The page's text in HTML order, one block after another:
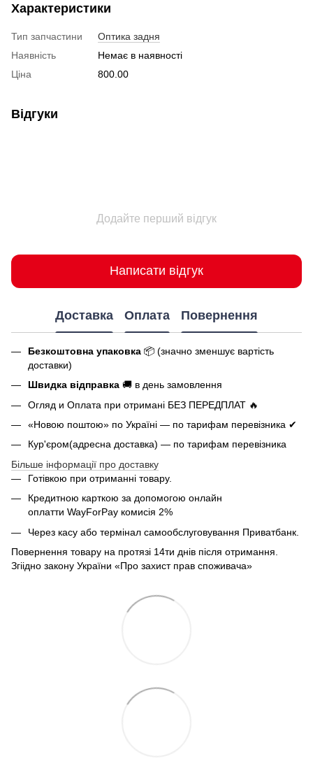
Характеристики
Тип запчастини
Оптика задня
Наявність
Немає в наявності
Ціна
800.00
Відгуки
Додайте перший відгук
Написати відгук
Доставка Оплата Повернення
Безкоштовна упаковка 📦 (значно зменшує вартість
доставки)
Швидка відправка 🚚 в день замовлення
Огляд и Оплата при отримані БЕЗ ПЕРЕДПЛАТ 🔥
«Новою поштою» по Україні — по тарифам перевізника ✔
Кур'єром(адресна доставка) — по тарифам перевізника
Більше інформації про доставку
Готівкою при отриманні товару.
Кредитною карткою за допомогою онлайн
оплатти WayForPay комисія 2%
Через касу або термінал самообслуговування Приватбанк.
Повернення товару на протязі 14ти днів після отримання.
Згіідно закону України «Про захист прав споживача»